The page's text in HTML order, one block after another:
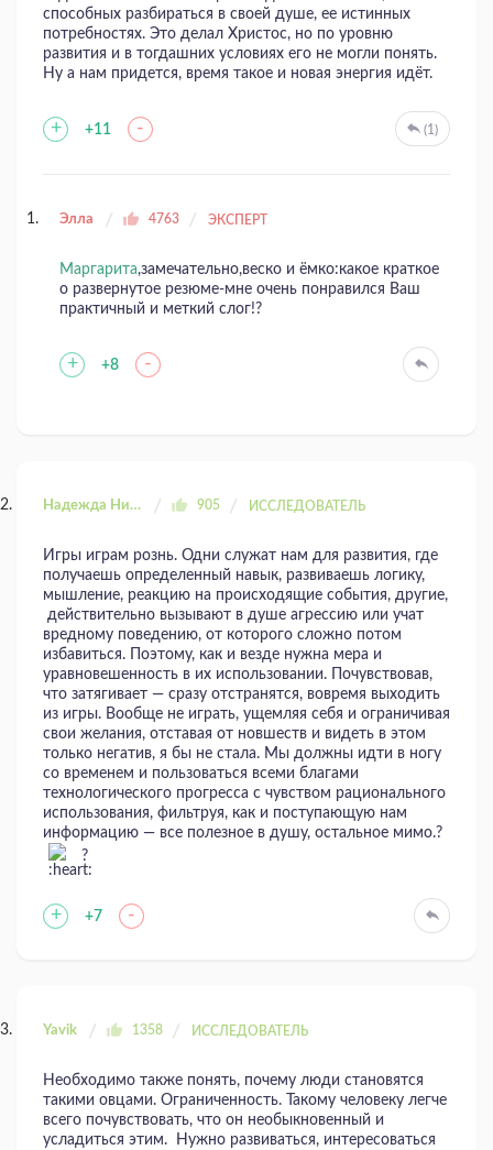
способных разбираться в своей душе, ее истинных
потребностях. Это делал Христос, но по уровню
развития и в тогдашних условиях его не могли понять.
Ну а нам придется, время такое и новая энергия идёт.
+ +11 - (1)
Элла 4763 ЭКСПЕРТ
Маргарита,замечательно,веско и ёмко:какое краткое
о развернутое резюме-мне очень понравился Ваш
практичный и меткий слог!?
+ +8 -
Надежда Николаевна 905 ИССЛЕДОВАТЕЛЬ
Игры играм рознь. Одни служат нам для развития, где
получаешь определенный навык, развиваешь логику,
мышление, реакцию на происходящие события, другие,
действительно вызывают в душе агрессию или учат
вредному поведению, от которого сложно потом
избавиться. Поэтому, как и везде нужна мера и
уравновешенность в их использовании. Почувствовав,
что затягивает — сразу отстранятся, вовремя выходить
из игры. Вообще не играть, ущемляя себя и ограничивая
свои желания, отставая от новшеств и видеть в этом
только негатив, я бы не стала. Мы должны идти в ногу
со временем и пользоваться всеми благами
технологического прогресса с чувством рационального
использования, фильтруя, как и поступающую нам
информацию — все полезное в душу, остальное мимо.?
?
+ +7 -
Yavik 1358 ИССЛЕДОВАТЕЛЬ
Необходимо также понять, почему люди становятся
такими овцами. Ограниченность. Такому человеку легче
всего почувствовать, что он необыкновенный и
усладиться этим. Нужно развиваться, интересоваться